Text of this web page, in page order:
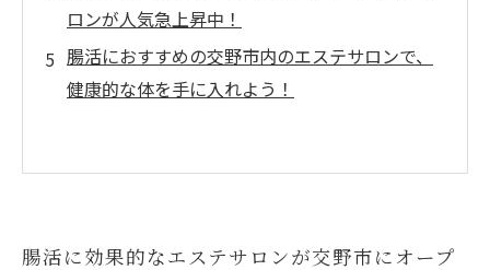
ロンが人気急上昇中！
腸活におすすめの交野市内のエステサロンで、
健康的な体を手に入れよう！
腸活に効果的なエステサロンが交野市にオープ